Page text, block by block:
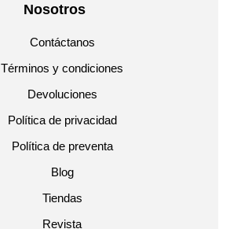
Nosotros
Contáctanos
Términos y condiciones
Devoluciones
Política de privacidad
Política de preventa
Blog
Tiendas
Revista